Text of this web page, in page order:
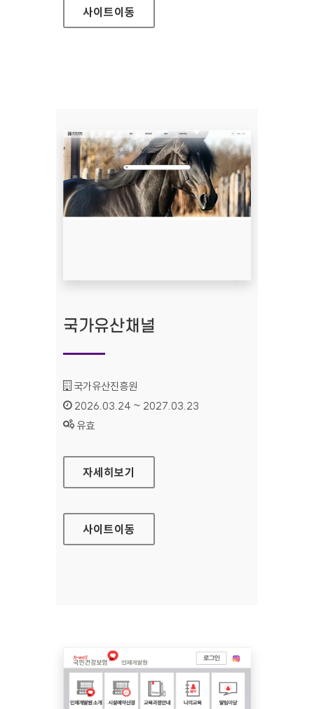
사이트이동
국가유산채널
기관명 :
국가유산진흥원
인증기간 :
2026.03.24 ~ 2027.03.23
상태 :
유효
국가유산채널
자세히보기
사이트이동